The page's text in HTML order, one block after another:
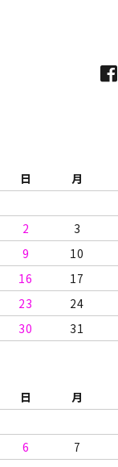
日
月
2
3
9
10
16
17
23
24
30
31
日
月
6
7